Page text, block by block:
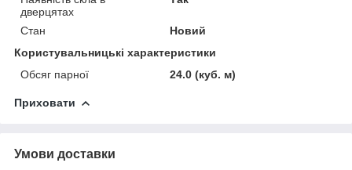
дверцятах
Стан
Новий
Користувальницькі характеристики
Обсяг парної
24.0 (куб. м)
Приховати
Умови доставки